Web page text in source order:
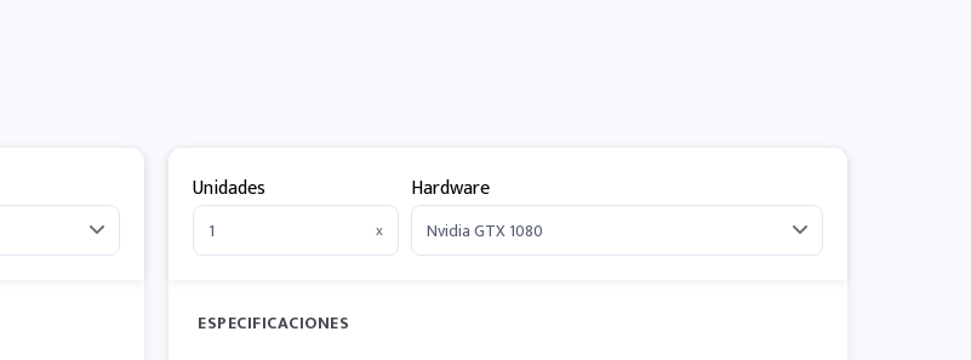
Unidades
x
Hardware
ESPECIFICACIONES